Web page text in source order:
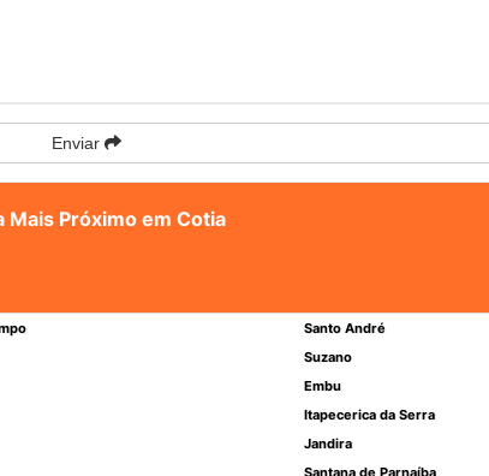
Enviar
Mais Próximo em Cotia
Santo André
Suzano
Embu
Itapecerica da Serra
Jandira
Santana de Parnaíba